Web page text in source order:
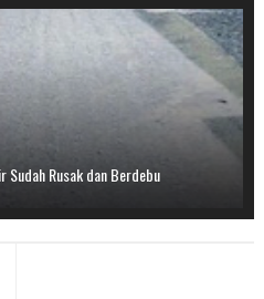
Sudah Rusak dan Berdebu